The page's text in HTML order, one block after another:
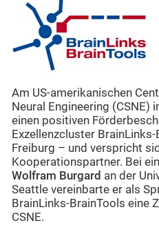
Am US-amerikanischen
Neural Engineering (CSNE)
einen positiven
Exzellenzcluster
Freiburg – und verspricht
Kooperationspartner. Bei
Wolfram Burgard an der
Seattle vereinbarte er als
BrainLinks-BrainTools eine
CSNE.